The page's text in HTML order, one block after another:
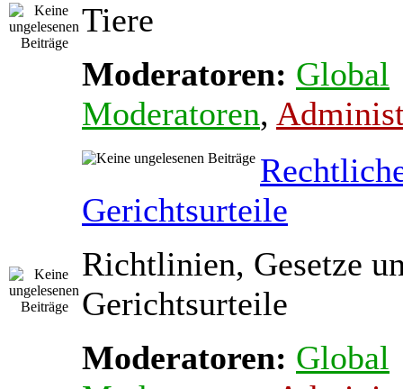
Tiere
Moderatoren: Global
Moderatoren,
Gerichtsurteile
Richtlinien, Gesetze
Gerichtsurteile
Moderatoren: Global